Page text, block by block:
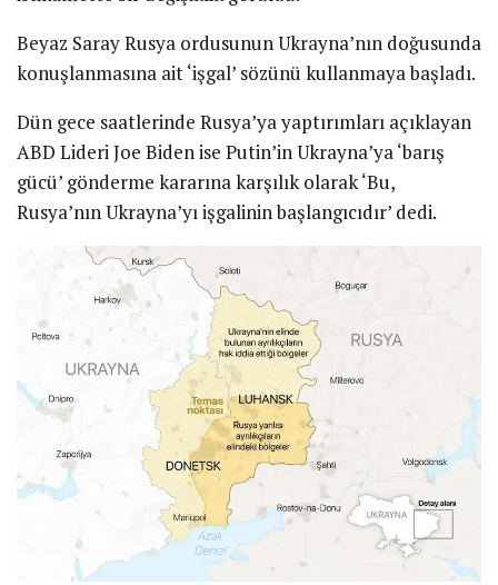
Beyaz Saray Rusya ordusunun Ukrayna’nın doğusunda
konuşlanmasına ait ‘işgal’ sözünü kullanmaya başladı.
Dün gece saatlerinde Rusya’ya yaptırımları açıklayan
ABD Lideri Joe Biden ise Putin’in Ukrayna’ya ‘barış
gücü’ gönderme kararına karşılık olarak ‘Bu,
Rusya’nın Ukrayna’yı işgalinin başlangıcıdır’ dedi.